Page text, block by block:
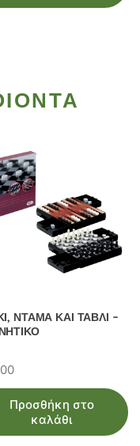
ΝΤΑΜΑ ΚΑΙ ΤΑΒΛΙ –
Προσθήκη στο
καλάθι